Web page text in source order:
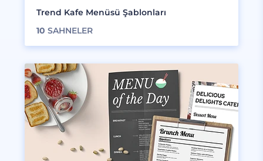
Trend Kafe Menüsü Şablonları
10 SAHNELER